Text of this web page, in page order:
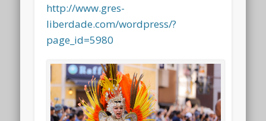
http://www.gres-
liberdade.com/wordpress/?
page_id=5980